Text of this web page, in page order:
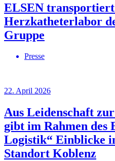
ELSEN
Herzkatheterlabor
Gruppe
Presse
22. April 2026
Aus Leidenschaft
gibt im Rahmen des
Logistik“ Einblicke
Standort Koblenz